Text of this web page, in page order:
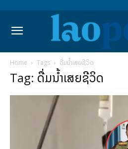
Home Tags ດື່ມນໍ້າເສຍຊີວິດ
Tag: ດື່ມນໍ້າເສຍຊີວິດ